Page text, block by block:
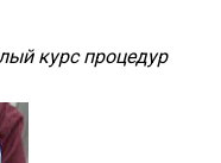
курс процедур